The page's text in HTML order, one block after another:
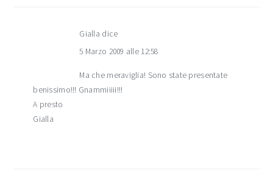
Gialla dice
5 Marzo 2009 alle 12:58
Ma che meraviglia! Sono state presentate
benissimo!!! Gnammiiiii!!!
A presto
Gialla